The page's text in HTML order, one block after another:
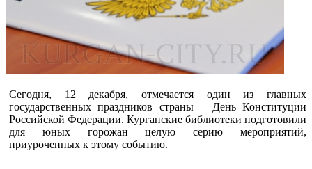
Сегодня, 12 декабря, отмечается один из главных
государственных праздников страны – День Конституции
Российской Федерации. Курганские библиотеки подготовили
для юных горожан целую серию мероприятий,
приуроченных к этому событию.